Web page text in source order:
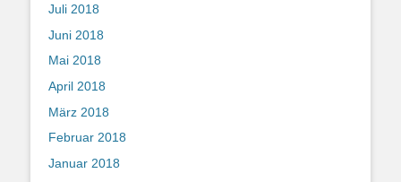
Juli 2018
Juni 2018
Mai 2018
April 2018
März 2018
Februar 2018
Januar 2018